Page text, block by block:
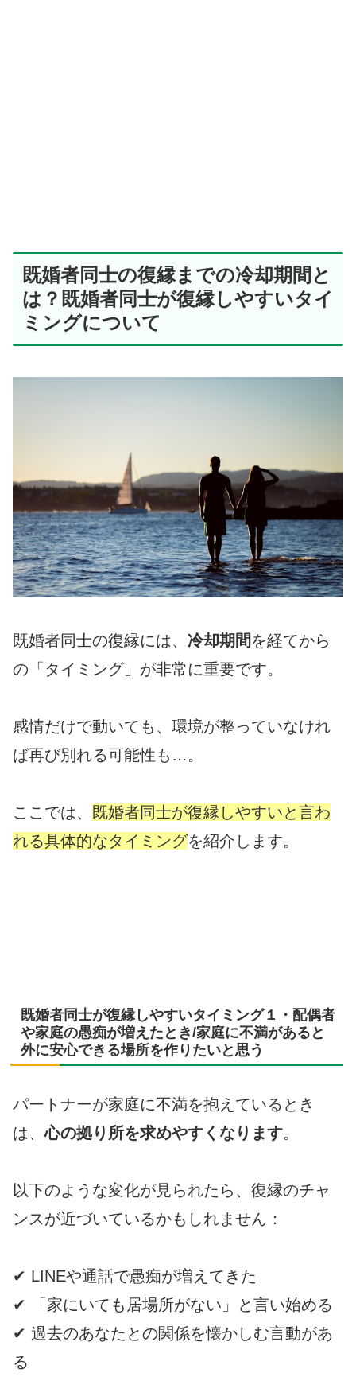
既婚者同士の復縁までの冷却期間と
は？既婚者同士が復縁しやすいタイ
ミングについて
既婚者同士の復縁には、 冷却期間 を経てから
の「タイミング」が非常に重要です。
感情だけで動いても、環境が整っていなけれ
ば再び別れる可能性も…。
ここでは、 既婚者同士が復縁しやすいと言わ
れる具体的なタイミングを紹介します。
既婚者同士が復縁しやすいタイミング１・配偶者
や家庭の愚痴が増えたとき/家庭に不満があると
外に安心できる場所を作りたいと思う
パートナーが家庭に不満を抱えているとき
は、心の拠り所を求めやすくなります。
以下のような変化が見られたら、復縁のチャ
ンスが近づいているかもしれません：
✔ LINEや通話で愚痴が増えてきた
✔ 「家にいても居場所がない」と言い始める
✔ 過去のあなたとの関係を懐かしむ言動があ
る